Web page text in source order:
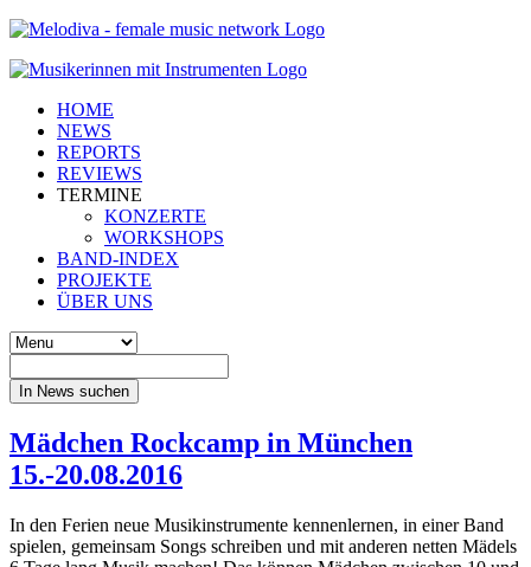
HOME
NEWS
REPORTS
REVIEWS
TERMINE
KONZERTE
WORKSHOPS
BAND-INDEX
PROJEKTE
ÜBER UNS
In News suchen
Mädchen Rockcamp in München
15.-20.08.2016
In den Ferien neue Musikinstrumente kennenlernen, in einer Band
spielen, gemeinsam Songs schreiben und mit anderen netten Mädels